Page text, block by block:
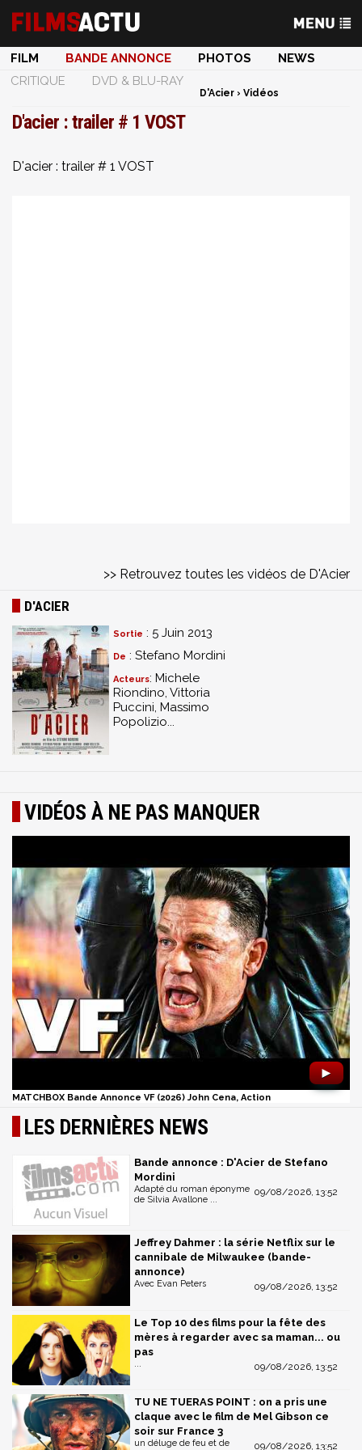
FILM BANDE ANNONCE PHOTOS
NEWS
CRITIQUE
DVD & BLU-RAY
D'Acier › Vidéos
D'acier : trailer # 1 VOST
D'acier : trailer # 1 VOST
>> Retrouvez toutes les vidéos de D'Acier
D'ACIER
Sortie : 5 Juin 2013
De : Stefano Mordini
Acteurs: Michele
Riondino, Vittoria
Puccini, Massimo
Popolizio...
VIDÉOS À NE PAS MANQUER
►
MATCHBOX Bande Annonce VF (2026) John Cena, Action
LES DERNIÈRES NEWS
Bande annonce : D'Acier de Stefano
Mordini
09/08/2026, 13:52
Adapté du roman éponyme
de Silvia Avallone ...
Jeffrey Dahmer : la série Netflix sur le
cannibale de Milwaukee (bande-
annonce)
09/08/2026, 13:52
Avec Evan Peters
Le Top 10 des films pour la fête des
mères à regarder avec sa maman... ou
pas
09/08/2026, 13:52
TU NE TUERAS POINT : on a pris une
claque avec le film de Mel Gibson ce
soir sur France 3
09/08/2026, 13:52
un déluge de feu et de